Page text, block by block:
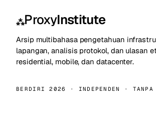
⁂ProxyInstitute
Arsip multibahasa pengetahuan
lapangan, analisis protokol, dan ulasan
residential, mobile, dan datacenter.
BERDIRI 2026 · INDEPENDEN · TANPA